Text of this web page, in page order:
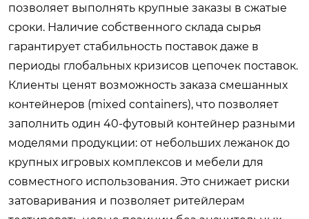
позволяет выполнять крупные заказы в сжатые
сроки. Наличие собственного склада сырья
гарантирует стабильность поставок даже в
периоды глобальных кризисов цепочек поставок.
Клиенты ценят возможность заказа смешанных
контейнеров (mixed containers), что позволяет
заполнить один 40-футовый контейнер разными
моделями продукции: от небольших лежанок до
крупных игровых комплексов и мебели для
совместного использования. Это снижает риски
затоваривания и позволяет ритейлерам